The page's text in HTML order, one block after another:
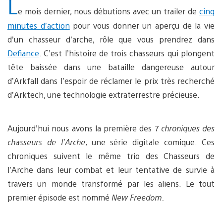
Le mois dernier, nous débutions avec un trailer de cinq
minutes d’action pour vous donner un aperçu de la vie
d’un chasseur d’arche, rôle que vous prendrez dans
Defiance . C’est l’histoire de trois chasseurs qui plongent
tête baissée dans une bataille dangereuse autour
d’Arkfall dans l’espoir de réclamer le prix très recherché
d’Arktech, une technologie extraterrestre précieuse.
Aujourd’hui nous avons la première des 7 chroniques des
chasseurs de l’Arche, une série digitale comique. Ces
chroniques suivent le même trio des Chasseurs de
l’Arche dans leur combat et leur tentative de survie à
travers un monde transformé par les aliens. Le tout
premier épisode est nommé New Freedom.